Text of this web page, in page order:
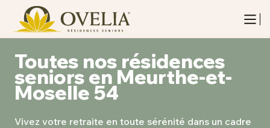
Toutes nos résidences
seniors en Meurthe-et-
Moselle 54
Vivez votre retraite en toute sérénité dans un cadre